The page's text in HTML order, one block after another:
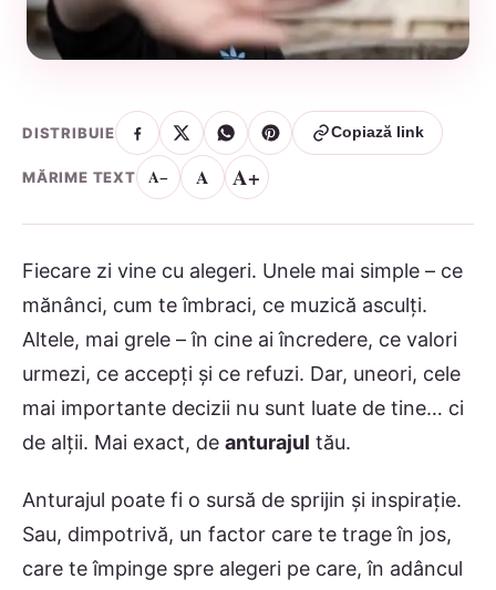
DISTRIBUIE Copiază link
MĂRIME TEXT A− A A+
Fiecare zi vine cu alegeri. Unele mai simple – ce
mănânci, cum te îmbraci, ce muzică asculți.
Altele, mai grele – în cine ai încredere, ce valori
urmezi, ce accepți și ce refuzi. Dar, uneori, cele
mai importante decizii nu sunt luate de tine… ci
de alții. Mai exact, de anturajul tău.
Anturajul poate fi o sursă de sprijin și inspirație.
Sau, dimpotrivă, un factor care te trage în jos,
care te împinge spre alegeri pe care, în adâncul